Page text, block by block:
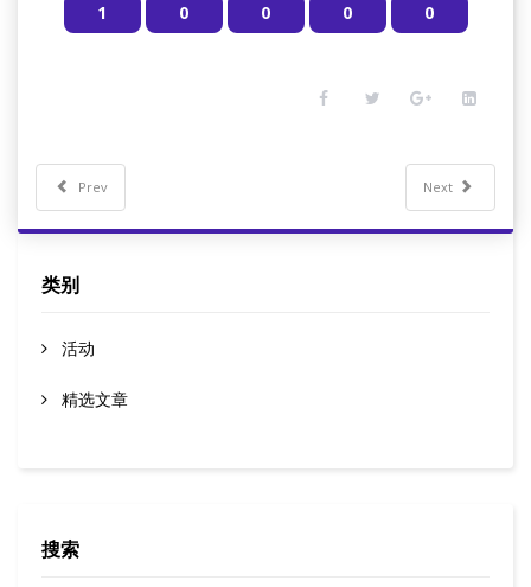
0
0
0
0
1
Prev Next
类别
活动
精选文章
搜索